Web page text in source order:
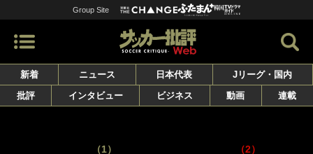
Group Site
新着 ニュース 日本代表
Jリーグ・国内
批評
インタビュー ビジネス 動画 連載
（1） （2）